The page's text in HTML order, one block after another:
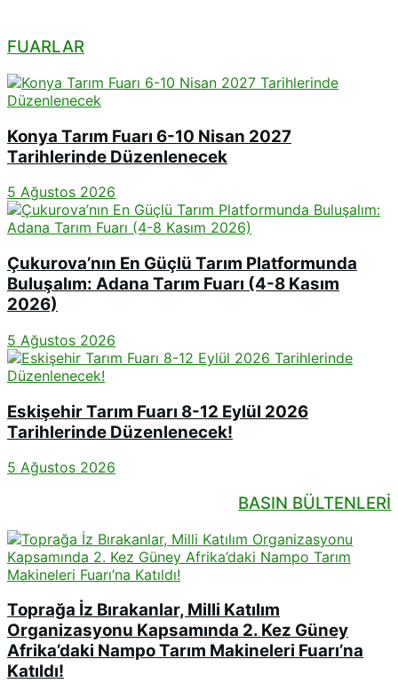
FUARLAR
Konya Tarım Fuarı 6-10 Nisan 2027
Tarihlerinde Düzenlenecek
5 Ağustos 2026
Çukurova’nın En Güçlü Tarım Platformunda
Buluşalım: Adana Tarım Fuarı (4-8 Kasım
2026)
5 Ağustos 2026
Eskişehir Tarım Fuarı 8-12 Eylül 2026
Tarihlerinde Düzenlenecek!
5 Ağustos 2026
BASIN BÜLTENLERİ
Toprağa İz Bırakanlar, Milli Katılım
Organizasyonu Kapsamında 2. Kez Güney
Afrika’daki Nampo Tarım Makineleri Fuarı’na
Katıldı!